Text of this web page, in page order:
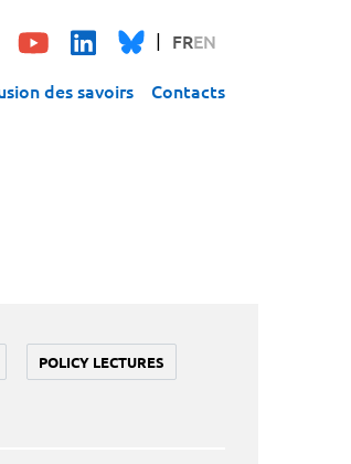
FREN
des savoirs Contacts
POLICY LECTURES